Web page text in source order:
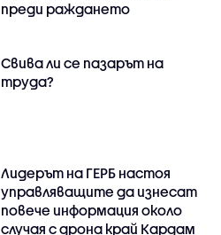
преди раждането
Свива ли се пазарът на
труда?
Лидерът на ГЕРБ настоя
управляващите да изнесат
повече информация около
случая с дрона край Кардам